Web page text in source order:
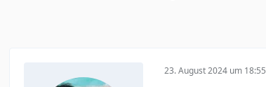
23. August 2024 um 18:55